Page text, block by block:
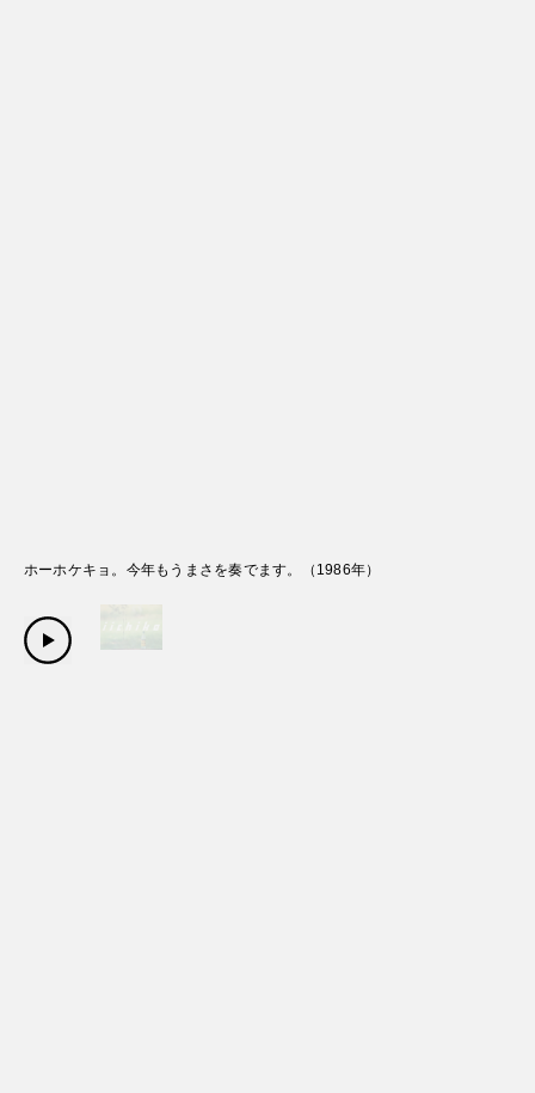
ホーホケキョ。今年もうまさを奏でます。 （ 1986年）